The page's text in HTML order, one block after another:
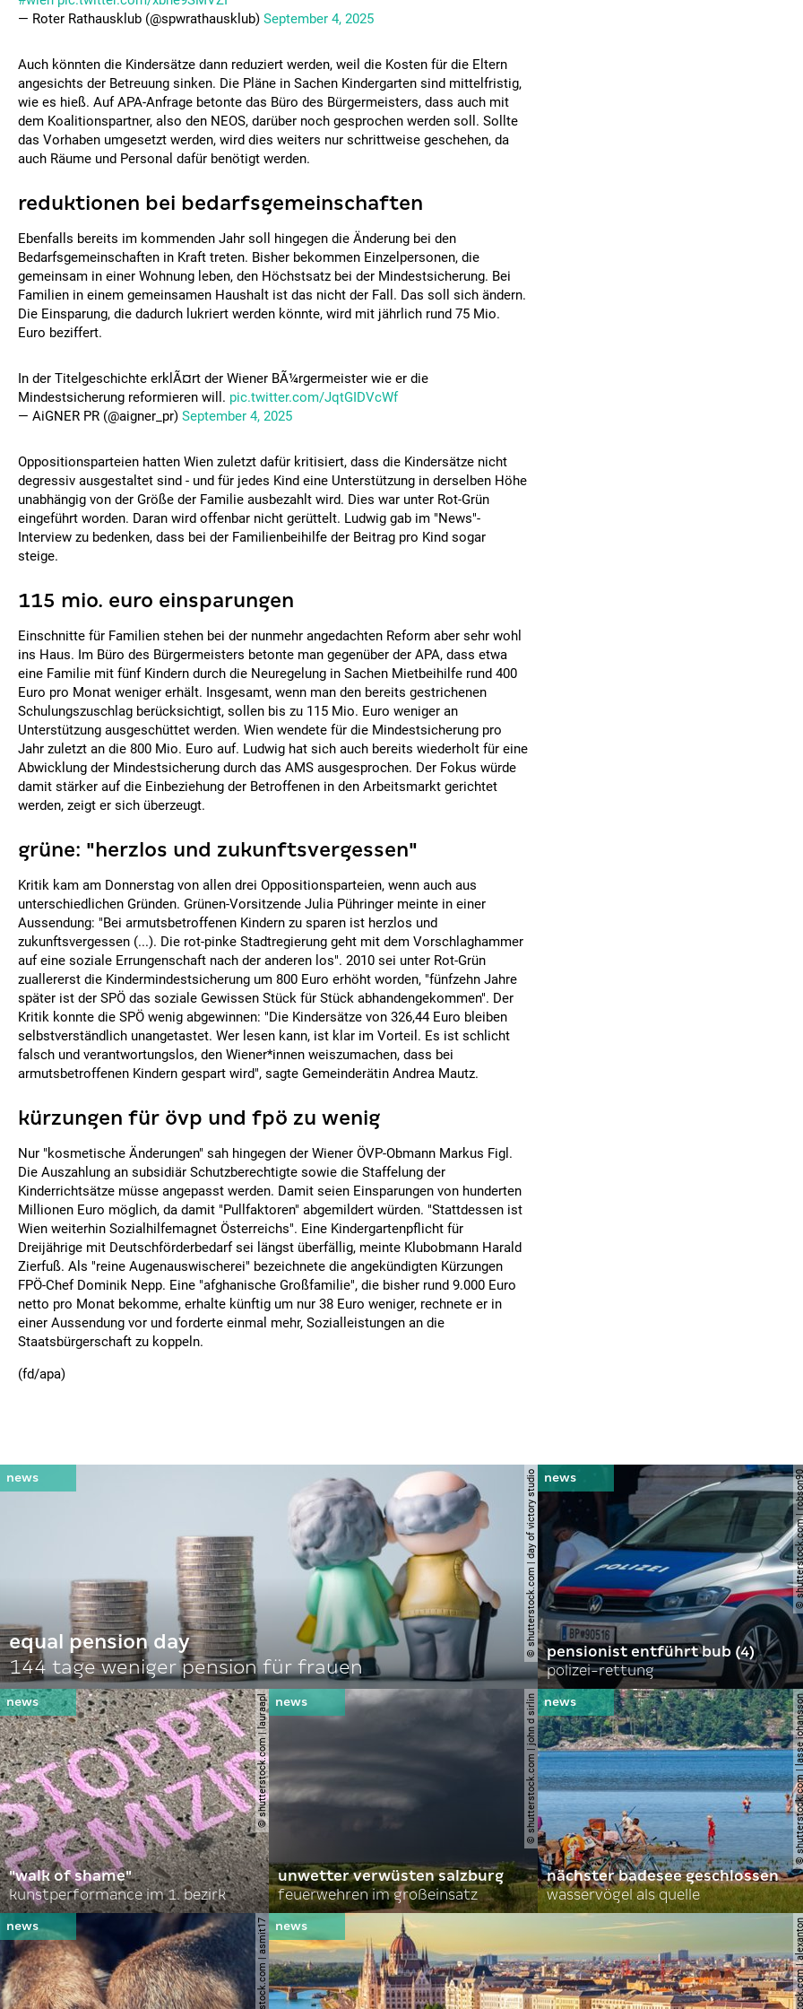
— Roter Rathausklub (@spwrathausklub) September 4, 2025
Auch könnten die Kindersätze dann reduziert werden, weil die Kosten für die Eltern
angesichts der Betreuung sinken. Die Pläne in Sachen Kindergarten sind mittelfristig,
wie es hieß. Auf APA-Anfrage betonte das Büro des Bürgermeisters, dass auch mit
dem Koalitionspartner, also den NEOS, darüber noch gesprochen werden soll. Sollte
das Vorhaben umgesetzt werden, wird dies weiters nur schrittweise geschehen, da
auch Räume und Personal dafür benötigt werden.
reduktionen bei bedarfsgemeinschaften
Ebenfalls bereits im kommenden Jahr soll hingegen die Änderung bei den
Bedarfsgemeinschaften in Kraft treten. Bisher bekommen Einzelpersonen, die
gemeinsam in einer Wohnung leben, den Höchstsatz bei der Mindestsicherung. Bei
Familien in einem gemeinsamen Haushalt ist das nicht der Fall. Das soll sich ändern.
Die Einsparung, die dadurch lukriert werden könnte, wird mit jährlich rund 75 Mio.
Euro beziffert.
In der Titelgeschichte erklÃ¤rt der Wiener BÃ¼rgermeister wie er die
Mindestsicherung reformieren will. pic.twitter.com/JqtGIDVcWf
— AiGNER PR (@aigner_pr) September 4, 2025
Oppositionsparteien hatten Wien zuletzt dafür kritisiert, dass die Kindersätze nicht
degressiv ausgestaltet sind - und für jedes Kind eine Unterstützung in derselben Höhe
unabhängig von der Größe der Familie ausbezahlt wird. Dies war unter Rot-Grün
eingeführt worden. Daran wird offenbar nicht gerüttelt. Ludwig gab im "News"-
Interview zu bedenken, dass bei der Familienbeihilfe der Beitrag pro Kind sogar
steige.
115 mio. euro einsparungen
Einschnitte für Familien stehen bei der nunmehr angedachten Reform aber sehr wohl
ins Haus. Im Büro des Bürgermeisters betonte man gegenüber der APA, dass etwa
eine Familie mit fünf Kindern durch die Neuregelung in Sachen Mietbeihilfe rund 400
Euro pro Monat weniger erhält. Insgesamt, wenn man den bereits gestrichenen
Schulungszuschlag berücksichtigt, sollen bis zu 115 Mio. Euro weniger an
Unterstützung ausgeschüttet werden. Wien wendete für die Mindestsicherung pro
Jahr zuletzt an die 800 Mio. Euro auf. Ludwig hat sich auch bereits wiederholt für eine
Abwicklung der Mindestsicherung durch das AMS ausgesprochen. Der Fokus würde
damit stärker auf die Einbeziehung der Betroffenen in den Arbeitsmarkt gerichtet
werden, zeigt er sich überzeugt.
grüne: "herzlos und zukunftsvergessen"
Kritik kam am Donnerstag von allen drei Oppositionsparteien, wenn auch aus
unterschiedlichen Gründen. Grünen-Vorsitzende Julia Pühringer meinte in einer
Aussendung: "Bei armutsbetroffenen Kindern zu sparen ist herzlos und
zukunftsvergessen (...). Die rot-pinke Stadtregierung geht mit dem Vorschlaghammer
auf eine soziale Errungenschaft nach der anderen los". 2010 sei unter Rot-Grün
zuallererst die Kindermindestsicherung um 800 Euro erhöht worden, "fünfzehn Jahre
später ist der SPÖ das soziale Gewissen Stück für Stück abhandengekommen". Der
Kritik konnte die SPÖ wenig abgewinnen: "Die Kindersätze von 326,44 Euro bleiben
selbstverständlich unangetastet. Wer lesen kann, ist klar im Vorteil. Es ist schlicht
falsch und verantwortungslos, den Wiener*innen weiszumachen, dass bei
armutsbetroffenen Kindern gespart wird", sagte Gemeinderätin Andrea Mautz.
kürzungen für övp und fpö zu wenig
Nur "kosmetische Änderungen" sah hingegen der Wiener ÖVP-Obmann Markus Figl.
Die Auszahlung an subsidiär Schutzberechtigte sowie die Staffelung der
Kinderrichtsätze müsse angepasst werden. Damit seien Einsparungen von hunderten
Millionen Euro möglich, da damit "Pullfaktoren" abgemildert würden. "Stattdessen ist
Wien weiterhin Sozialhilfemagnet Österreichs". Eine Kindergartenpflicht für
Dreijährige mit Deutschförderbedarf sei längst überfällig, meinte Klubobmann Harald
Zierfuß. Als "reine Augenauswischerei" bezeichnete die angekündigten Kürzungen
FPÖ-Chef Dominik Nepp. Eine "afghanische Großfamilie", die bisher rund 9.000 Euro
netto pro Monat bekomme, erhalte künftig um nur 38 Euro weniger, rechnete er in
einer Aussendung vor und forderte einmal mehr, Sozialleistungen an die
Staatsbürgerschaft zu koppeln.
(fd/apa)
© shutterstock.com | day of victory studio
equal pension day
144 tage weniger pension für frauen
©
pensionist entführt bub (4)
polizei-rettung
© shutterstock.com | lauraapl
"walk of shame"
kunstperformance im 1. bezirk
© shutterstock.com | john d sirlin
unwetter verwüsten salzburg
feuerwehren im großeinsatz
©
nächster badesee geschlossen
wasservögel als quelle